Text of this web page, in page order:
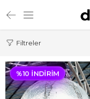
Filtreler
%10 İNDIRIM